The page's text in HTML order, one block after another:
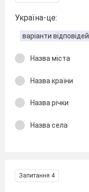
Україна-це:
варіанти відповідей
Назва міста
Назва країни
Назва річки
Назва села
Запитання 4